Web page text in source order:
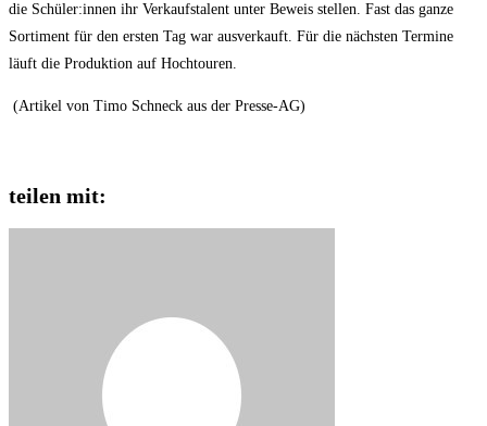
die Schüler:innen ihr Verkaufstalent unter Beweis stellen. Fast das ganze
Sortiment für den ersten Tag war ausverkauft. Für die nächsten Termine
läuft die Produktion auf Hochtouren.
(Artikel von Timo Schneck aus der Presse-AG)
teilen mit: